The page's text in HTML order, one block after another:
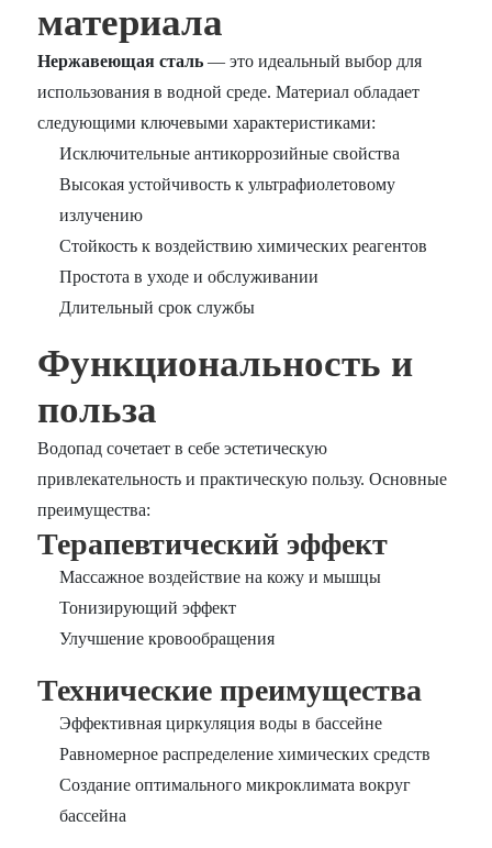
материала
Нержавеющая сталь — это идеальный выбор для
использования в водной среде. Материал обладает
следующими ключевыми характеристиками:
Исключительные антикоррозийные свойства
Высокая устойчивость к ультрафиолетовому
излучению
Стойкость к воздействию химических реагентов
Простота в уходе и обслуживании
Длительный срок службы
Функциональность и
польза
Водопад сочетает в себе эстетическую
привлекательность и практическую пользу. Основные
преимущества:
Терапевтический эффект
Массажное воздействие на кожу и мышцы
Тонизирующий эффект
Улучшение кровообращения
Технические преимущества
Эффективная циркуляция воды в бассейне
Равномерное распределение химических средств
Создание оптимального микроклимата вокруг
бассейна